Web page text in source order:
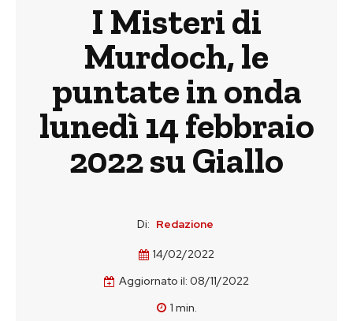
I Misteri di
Murdoch, le
puntate in onda
lunedì 14 febbraio
2022 su Giallo
Di: Redazione
14/02/2022
Aggiornato il: 08/11/2022
1 min.